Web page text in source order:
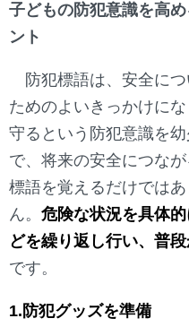
子どもの防犯意識を高
ント
防犯標語は、安全に
ためのよいきっかけに
守るという防犯意識を
で、将来の安全につな
標語を覚えるだけでは
ん。 危険な状況を具体
どを繰り返し行い、普
です。
1.防犯グッズを準備